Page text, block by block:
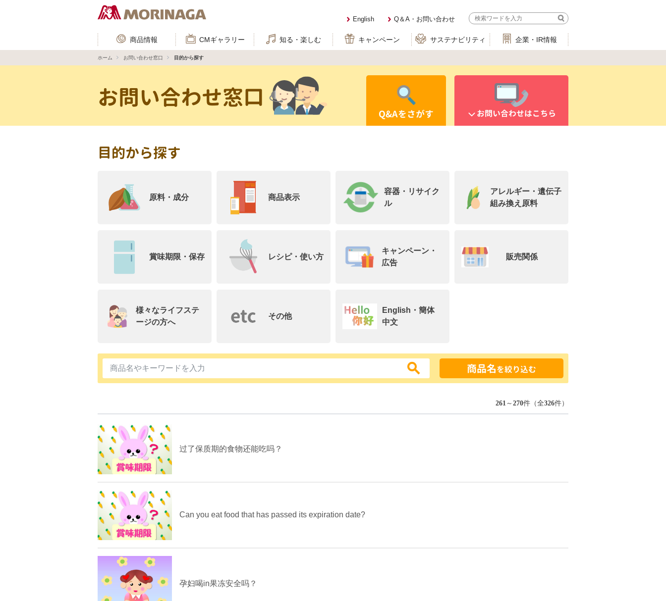
English Q＆A・お問い合わせ
商品情報 CMギャラリー 知る・楽しむ キャンペーン サステナビリティ 企業・IR情報
ホーム お問い合わせ窓口 目的から探す
お問い合わせ窓口
Q&Aをさがす お問い合わせはこちら
目的から探す
原料・成分 商品表示
容器・リサイク
ル
アレルギー・遺伝子
組み換え原料
賞味期限・保存 レシピ・使い方
キャンペーン・
広告
販売関係
様々なライフステ
ージの方へ
その他
English・簡体
中文
商品名を絞り込む
261 ～ 270件（全326件）
过了保质期的食物还能吃吗？
Can you eat food that has passed its expiration date?
孕妇喝in果冻安全吗？